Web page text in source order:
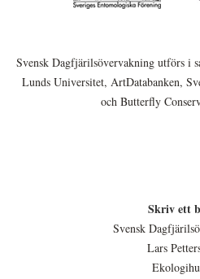
Svensk Dagfjärilsövervakning utförs i
Lunds Universitet, ArtDatabanken,
och Butterfly
Skriv ett
Svensk
Lars